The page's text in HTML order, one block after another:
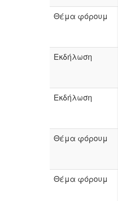
Θέμα φόρουμ
Εκδήλωση
Εκδήλωση
Θέμα φόρουμ
Θέμα φόρουμ